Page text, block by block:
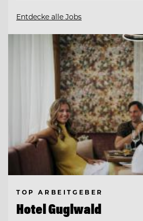
Entdecke alle Jobs
TOP ARBEITGEBER
Hotel Guglwald